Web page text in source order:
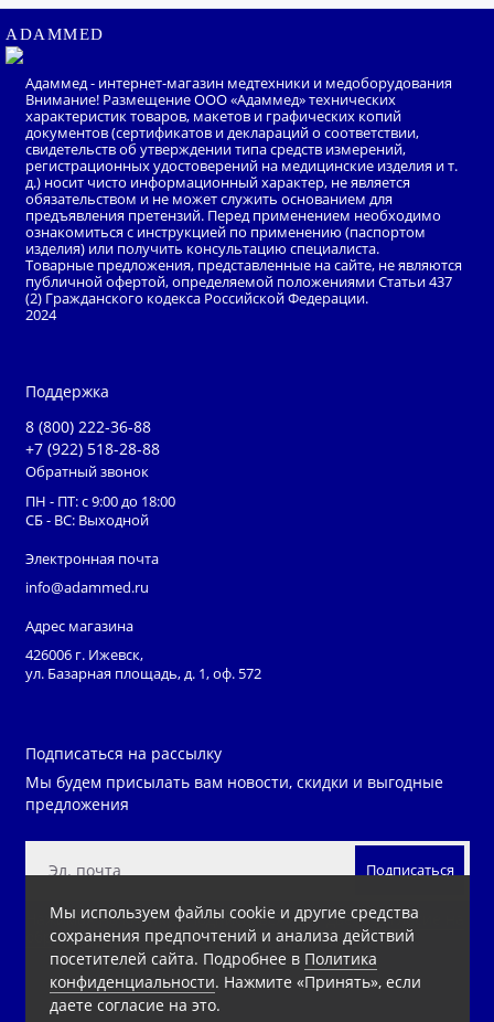
Мы используем файлы cookie и другие средства
сохранения предпочтений и анализа действий
посетителей сайта. Подробнее в Политика
конфиденциальности. Нажмите «Принять», если
даете согласие на это.
ADAMMED
Адаммед - интернет-магазин медтехники и медоборудования
Внимание! Размещение ООО «Адаммед» технических
характеристик товаров, макетов и графических копий
документов (сертификатов и деклараций о соответствии,
свидетельств об утверждении типа средств измерений,
регистрационных удостоверений на медицинские изделия и т.
д.) носит чисто информационный характер, не является
обязательством и не может служить основанием для
предъявления претензий. Перед применением необходимо
ознакомиться с инструкцией по применению (паспортом
изделия) или получить консультацию специалиста.
Товарные предложения, представленные на сайте, не являются
публичной офертой, определяемой положениями Статьи 437
(2) Гражданского кодекса Российской Федерации.
2024
Поддержка
8 (800) 222-36-88
+7 (922) 518-28-88
Обратный звонок
ПН - ПТ: с 9:00 до 18:00
СБ - ВС: Выходной
Электронная почта
info@adammed.ru
Адрес магазина
426006 г. Ижевск,
ул. Базарная площадь, д. 1, оф. 572
Подписаться на рассылку
Мы будем присылать вам новости, скидки и выгодные
предложения
Подписаться
Нажимая на кнопку «Подписаться», Вы даетесогласие на
обработку персональных данных.